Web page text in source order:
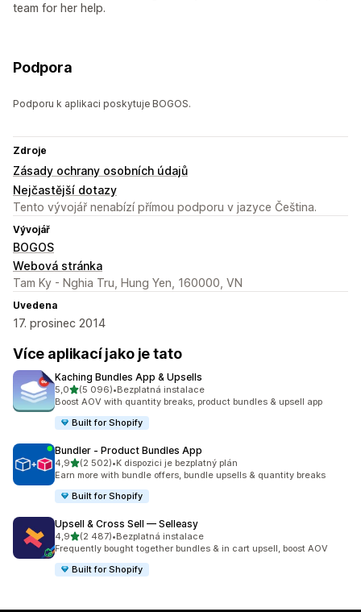
team for her help.
Podpora
Podporu k aplikaci poskytuje BOGOS.
Zdroje
Zásady ochrany osobních údajů
Nejčastější dotazy
Tento vývojář nenabízí přímou podporu v jazyce Čeština.
Vývojář
BOGOS
Webová stránka
Tam Ky - Nghia Tru, Hung Yen, 160000, VN
Uvedena
17. prosinec 2014
Více aplikací jako je tato
Kaching Bundles App & Upsells
5,0z 5 hvězd
(5 096)
Celkový počet recenzí: 5096
•Bezplatná instalace
Boost AOV with quantity breaks, product bundles & upsell app
Built for Shopify
Bundler ‑ Product Bundles App
4,9z 5 hvězd
(2 502)
Celkový počet recenzí: 2502
•K dispozici je bezplatný plán
Earn more with bundle offers, bundle upsells & quantity breaks
Built for Shopify
Upsell & Cross Sell — Selleasy
4,9z 5 hvězd
(2 487)
Celkový počet recenzí: 2487
•Bezplatná instalace
Frequently bought together bundles & in cart upsell, boost AOV
Built for Shopify